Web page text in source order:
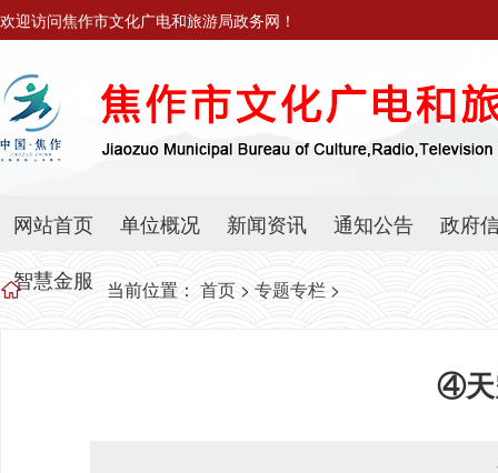
欢迎访问焦作市文化广电和旅游局政务网！
网站首页 单位概况 新闻资讯 通知公告
政府
智慧金服
当前位置： 首页> 专题专栏 >
④天